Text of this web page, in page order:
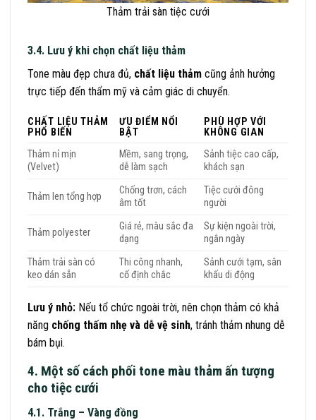
Thảm trải sàn tiệc cưới
3.4. Lưu ý khi chọn chất liệu thảm
Tone màu đẹp chưa đủ, chất liệu thảm cũng ảnh hưởng
trực tiếp đến thẩm mỹ và cảm giác di chuyển.
CHẤT LIỆU THẢM
PHỔ BIẾN
ƯU ĐIỂM NỔI
BẬT
PHÙ HỢP VỚI
KHÔNG GIAN
Thảm nỉ mịn
(Velvet)
Mềm, sang trọng,
dễ làm sạch
Sảnh tiệc cao cấp,
khách sạn
Thảm len tổng hợp
Chống trơn, cách
âm tốt
Tiệc cưới đông
người
Thảm polyester
Giá rẻ, màu sắc đa
dạng
Sự kiện ngoài trời,
ngắn ngày
Thảm trải sàn có
keo dán sẵn
Thi công nhanh,
cố định chắc
Sảnh cưới tạm, sân
khấu di động
Lưu ý nhỏ: Nếu tổ chức ngoài trời, nên chọn thảm có khả
năng chống thấm nhẹ và dễ vệ sinh, tránh thảm nhung dễ
bám bụi.
4. Một số cách phối tone màu thảm ấn tượng
cho tiệc cưới
4.1. Trắng – Vàng đồng